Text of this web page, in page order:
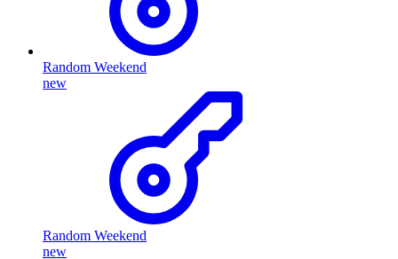
Random Weekend
new
Random Weekend
new